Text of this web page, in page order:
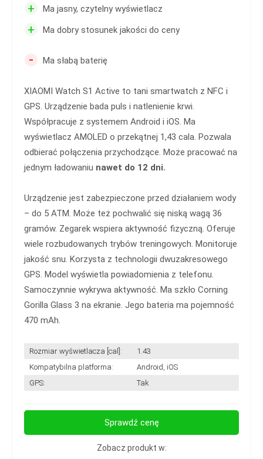
+ Ma jasny, czytelny wyświetlacz
+ Ma dobry stosunek jakości do ceny
- Ma słabą baterię
XIAOMI Watch S1 Active to tani smartwatch z NFC i
GPS. Urządzenie bada puls i natlenienie krwi.
Współpracuje z systemem Android i iOS. Ma
wyświetlacz AMOLED o przekątnej 1,43 cala. Pozwala
odbierać połączenia przychodzące. Może pracować na
jednym ładowaniu nawet do 12 dni.
Urządzenie jest zabezpieczone przed działaniem wody
– do 5 ATM. Może też pochwalić się niską wagą 36
gramów. Zegarek wspiera aktywność fizyczną. Oferuje
wiele rozbudowanych trybów treningowych. Monitoruje
jakość snu. Korzysta z technologii dwuzakresowego
GPS. Model wyświetla powiadomienia z telefonu.
Samoczynnie wykrywa aktywność. Ma szkło Corning
Gorilla Glass 3 na ekranie. Jego bateria ma pojemność
470 mAh.
Rozmiar wyświetlacza [cal]:
1.43
Kompatybilna platforma:
Android, iOS
GPS:
Tak
Sprawdź cenę
Zobacz produkt w: